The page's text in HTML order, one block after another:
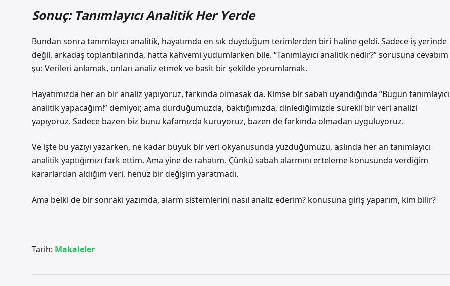
Sonuç: Tanımlayıcı Analitik Her Yerde
Bundan sonra tanımlayıcı analitik, hayatımda en sık duyduğum terimlerden biri haline geldi. Sadece iş yerinde
değil, arkadaş toplantılarında, hatta kahvemi yudumlarken bile. “Tanımlayıcı analitik nedir?” sorusuna cevabım
şu: Verileri anlamak, onları analiz etmek ve basit bir şekilde yorumlamak.
Hayatımızda her an bir analiz yapıyoruz, farkında olmasak da. Kimse bir sabah uyandığında “Bugün tanımlayıcı
analitik yapacağım!” demiyor, ama durduğumuzda, baktığımızda, dinlediğimizde sürekli bir veri analizi
yapıyoruz. Sadece bazen biz bunu kafamızda kuruyoruz, bazen de farkında olmadan uyguluyoruz.
Ve işte bu yazıyı yazarken, ne kadar büyük bir veri okyanusunda yüzdüğümüzü, aslında her an tanımlayıcı
analitik yaptığımızı fark ettim. Ama yine de rahatım. Çünkü sabah alarmını erteleme konusunda verdiğim
kararlardan aldığım veri, henüz bir değişim yaratmadı.
Ama belki de bir sonraki yazımda, alarm sistemlerini nasıl analiz ederim? konusuna giriş yaparım, kim bilir?
Tarih: Makaleler